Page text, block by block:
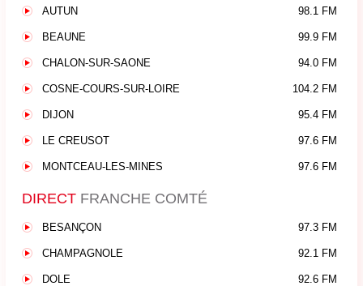
AUTUN 98.1 FM
BEAUNE 99.9 FM
CHALON-SUR-SAONE 94.0 FM
COSNE-COURS-SUR-LOIRE 104.2 FM
DIJON 95.4 FM
LE CREUSOT 97.6 FM
MONTCEAU-LES-MINES 97.6 FM
DIRECT FRANCHE COMTÉ
BESANÇON 97.3 FM
CHAMPAGNOLE 92.1 FM
DOLE 92.6 FM